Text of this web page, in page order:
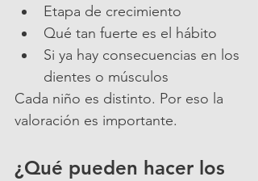
Etapa de crecimiento
Qué tan fuerte es el hábito
Si ya hay consecuencias en los
dientes o músculos
Cada niño es distinto. Por eso la
valoración es importante.
¿Qué pueden hacer los